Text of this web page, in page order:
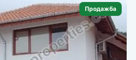
Продажба